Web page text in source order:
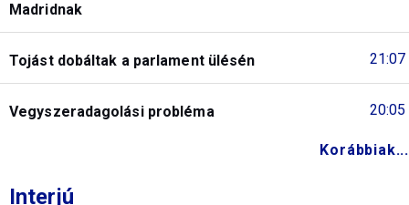
Madridnak
21:07
Tojást dobáltak a parlament ülésén
20:05
Vegyszeradagolási probléma
Korábbiak...
Interjú